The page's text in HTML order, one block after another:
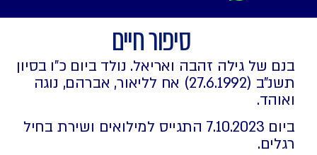
סיפור חיים
בנם של גילה זהבה ואריאל. נולד ביום כ"ו בסיון
תשנ"ב (27.6.1992) אח לליאור, אברהם, נוגה
ואוהד.
ביום 7.10.2023 התגייס למילואים ושירת בחיל
רגלים.